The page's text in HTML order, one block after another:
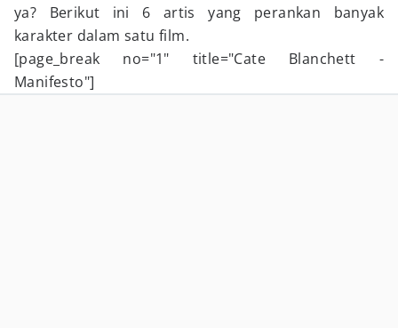
ya? Berikut ini 6 artis yang perankan banyak
karakter dalam satu film.
[page_break no="1" title="Cate Blanchett -
Manifesto"]